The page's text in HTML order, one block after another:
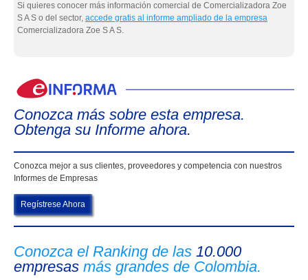
Si quieres conocer más información comercial de Comercializadora Zoe
S A S o del sector, accede gratis al informe ampliado de la empresa
Comercializadora Zoe S A S.
Conozca más sobre esta empresa.
Obtenga su Informe ahora.
Conozca mejor a sus clientes, proveedores y competencia con nuestros
Informes de Empresas
Regístrese Ahora
Conozca el Ranking de las 10.000
empresas más grandes de Colombia.